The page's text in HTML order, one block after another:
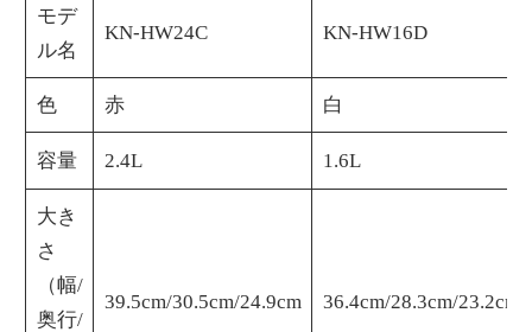
モデ
ル名
KN-HW24C KN-HW16D
色 赤 白
容量 2.4L 1.6L
大き
さ
（幅/
奥行/
39.5cm/30.5cm/24.9cm 36.4cm/28.3cm/23.2cm